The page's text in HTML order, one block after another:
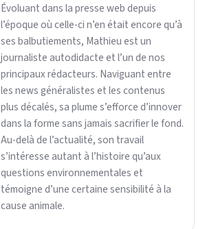
Évoluant dans la presse web depuis
l’époque où celle-ci n’en était encore qu’à
ses balbutiements, Mathieu est un
journaliste autodidacte et l’un de nos
principaux rédacteurs. Naviguant entre
les news généralistes et les contenus
plus décalés, sa plume s’efforce d’innover
dans la forme sans jamais sacrifier le fond.
Au-delà de l’actualité, son travail
s’intéresse autant à l’histoire qu’aux
questions environnementales et
témoigne d’une certaine sensibilité à la
cause animale.